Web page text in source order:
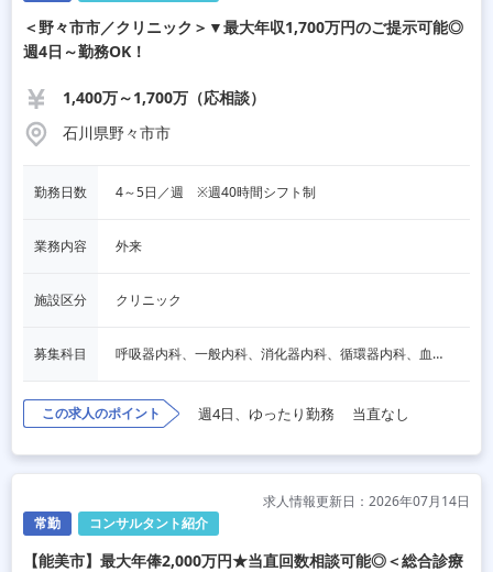
＜野々市市／クリニック＞▼最大年収1,700万円のご提示可能◎
週4日～勤務OK！
1,400万～1,700万（応相談）
石川県野々市市
勤務日数 4～5日／週　※週40時間シフト制
業務内容 外来
施設区分 クリニック
募集科目 呼吸器内科、一般内科、消化器内科、循環器内科、血液内科、脳神経内科、内分泌内科、老人内科、その他
この求人のポイント 週4日、ゆったり勤務 当直なし
常勤 コンサルタント紹介
求人情報更新日：2026年07月14日
【能美市】最大年俸2,000万円★当直回数相談可能◎＜総合診療